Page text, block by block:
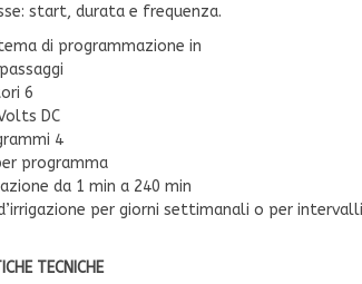
start, durata e frequenza.
di programmazione in
6
DC
4
programma
da 1 min a 240 min
per giorni settimanali o per
TECNICHE